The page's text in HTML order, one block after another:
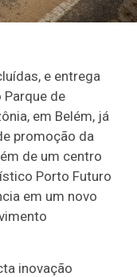
e entrega
Parque de
em Belém, já
promoção da
de um centro
Porto Futuro
em um novo
inovação